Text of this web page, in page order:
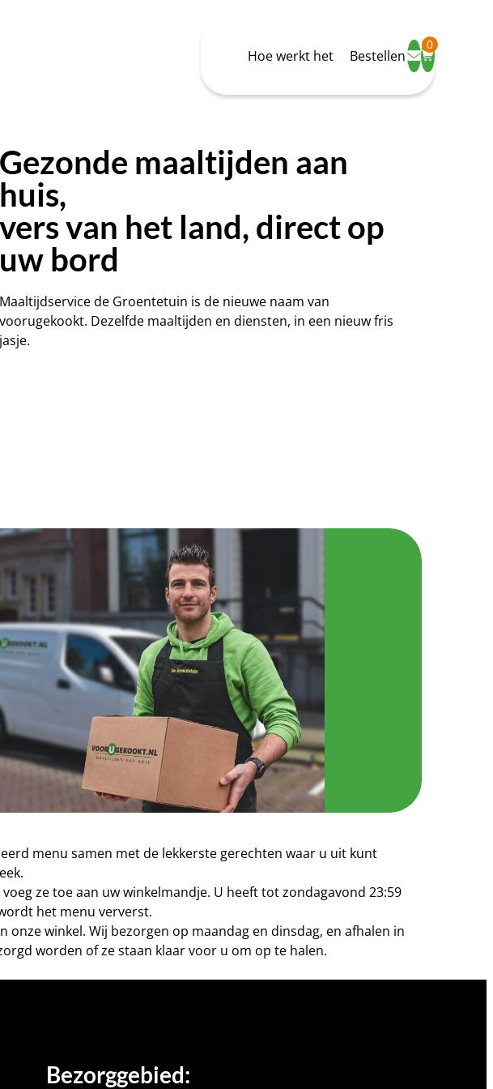
Hoe werkt het Bestellen
0
Gezonde maaltijden aan
huis,
vers van het land, direct op
uw bord
Maaltijdservice de Groentetuin is de nieuwe naam van
voorugekookt. Dezelfde maaltijden en diensten, in een nieuw fris
jasje.
menu samen met de lekkerste gerechten waar u uit kunt
ze toe aan uw winkelmandje. U heeft tot zondagavond 23:59
het menu ververst.
winkel. Wij bezorgen op maandag en dinsdag, en afhalen in
worden of ze staan klaar voor u om op te halen.
Bezorggebied: